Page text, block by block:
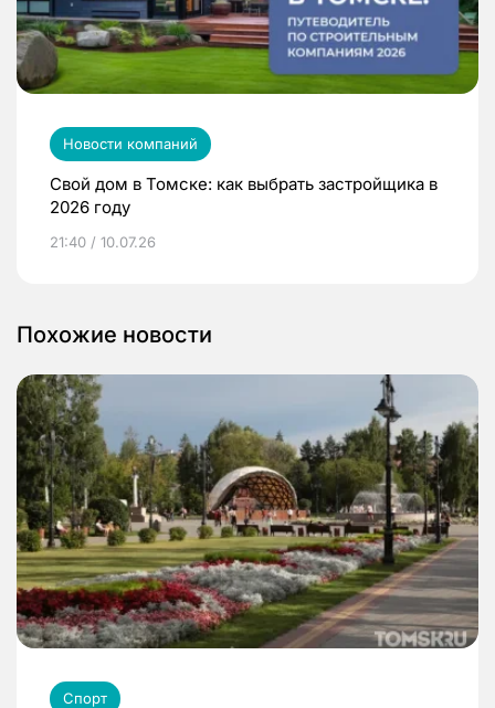
Новости компаний
Свой дом в Томске: как выбрать застройщика в
2026 году
21:40 / 10.07.26
Похожие новости
Спорт